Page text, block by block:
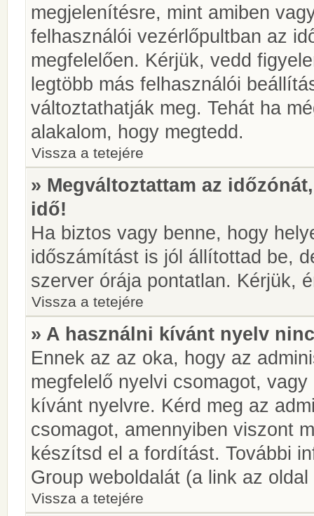
megjelenítésre, mint amiben
felhasználói vezérlőpultban az
megfelelően. Kérjük, vedd
legtöbb más felhasználói
változtathatják meg. Tehát ha
alakalom, hogy megtedd.
Vissza a tetejére
» Megváltoztattam az
idő!
Ha biztos vagy benne, hogy
időszámítást is jól állítottad be,
szerver órája pontatlan. Kérjük,
Vissza a tetejére
» A használni kívánt nyelv
Ennek az az oka, hogy az
megfelelő nyelvi csomagot,
kívánt nyelvre. Kérd meg az
csomagot, amennyiben viszont
készítsd el a fordítást. További
Group weboldalát (a link az
Vissza a tetejére